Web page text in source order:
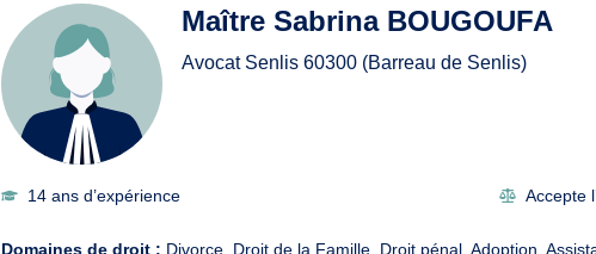
Maître Sabrina BOUGOUFA
Avocat Senlis 60300 (Barreau de Senlis)
14 ans d’expérience Accepte
Domaines de droit : Divorce Droit de la Famille Droit pénal Adoption